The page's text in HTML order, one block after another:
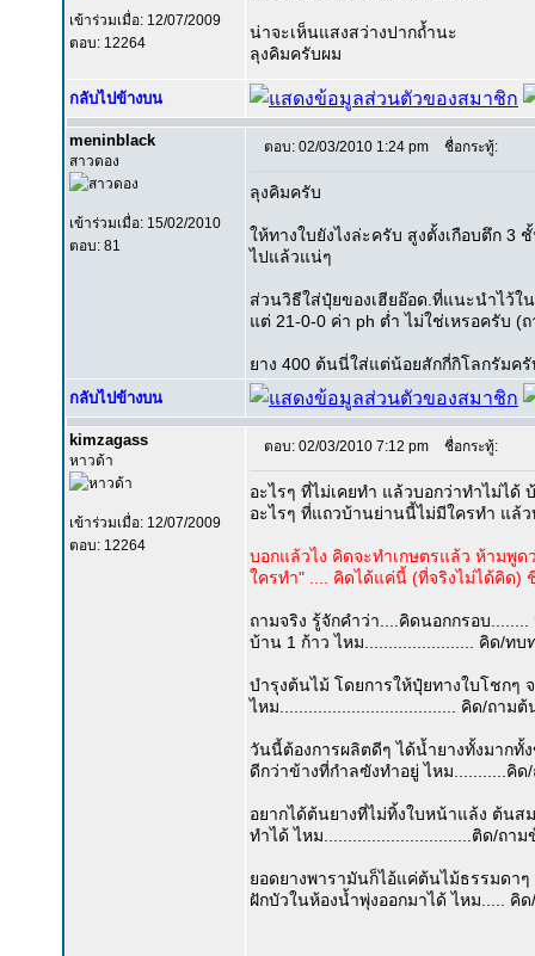
เข้าร่วมเมื่อ: 12/07/2009
ตอบ: 12264
น่าจะเห็นแสงสว่างปากถ้ำนะ
ลุงคิมครับผม
กลับไปข้างบน
meninblack
สาวดอง
เข้าร่วมเมื่อ: 15/02/2010
ตอบ: 81
ตอบ: 02/03/2010 1:24 pm ชื่อกระทู้:
ลุงคิมครับ
ให้ทางใบยังไงล่ะครับ สูงตั้งเกือบตึก 3
ไปแล้วแน่ๆ
ส่วนวิธีใส่ปุ๋ยของเฮียอ๊อด.ที่แนะนำไว้ใ
แต่ 21-0-0 ค่า ph ต่ำ ไม่ใช่เหรอครับ
ยาง 400 ต้นนี่ใส่แต่น้อยสักกี่กิโลกรัมค
กลับไปข้างบน
kimzagass
หาวด้า
เข้าร่วมเมื่อ: 12/07/2009
ตอบ: 12264
ตอบ: 02/03/2010 7:12 pm ชื่อกระทู้:
อะไรๆ ที่ไม่เคยทำ แล้วบอกว่าทำไม่ได้
อะไรๆ ที่แถวบ้านย่านนี้ไม่มีใครทำ แล้
บอกแล้วไง คิดจะทำเกษตรแล้ว ห้ามพู
ใครทำ" .... คิดได้แค่นี้ (ที่จริงไม่ได้คิด)
ถามจริง รู้จักคำว่า....คิดนอกกรอบ
บ้าน 1 ก้าว ไหม....................... คิด/ทบ
บำรุงต้นไม้ โดยการให้ปุ๋ยทางใบโชกๆ
ไหม..................................... คิด/ถามต้
วันนี้ต้องการผลิตดีๆ ได้น้ำยางทั้งมากทั้
ดีกว่าข้างที่กำลฃังทำอยู่ ไหม...........คิด/
อยากได้ต้นยางที่ไม่ทิ้งใบหน้าแล้ง ต้น
ทำได้ ไหม...............................ติด/ถาม
ยอดยางพารามันก็ไอ้แค่ต้นไม้ธรรมดา
ฝักบัวในห้องน้ำพุ่งออกมาได้ ไหม..... คิด